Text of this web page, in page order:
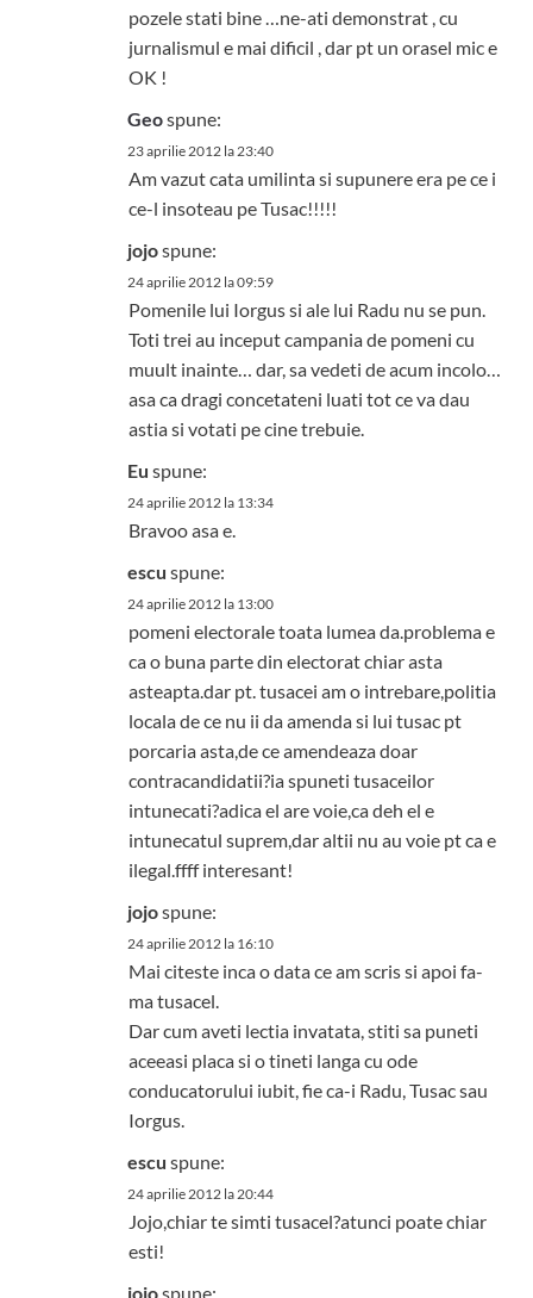
pozele stati bine …ne-ati demonstrat , cu
jurnalismul e mai dificil , dar pt un orasel mic e
OK !
Geospune:
23 aprilie 2012 la 23:40
Am vazut cata umilinta si supunere era pe ce i
ce-l insoteau pe Tusac!!!!!
jojospune:
24 aprilie 2012 la 09:59
Pomenile lui Iorgus si ale lui Radu nu se pun.
Toti trei au inceput campania de pomeni cu
muult inainte… dar, sa vedeti de acum incolo…
asa ca dragi concetateni luati tot ce va dau
astia si votati pe cine trebuie.
Eu spune:
24 aprilie 2012 la 13:34
Bravoo asa e.
escu spune:
24 aprilie 2012 la 13:00
pomeni electorale toata lumea da.problema e
ca o buna parte din electorat chiar asta
asteapta.dar pt. tusacei am o intrebare,politia
locala de ce nu ii da amenda si lui tusac pt
porcaria asta,de ce amendeaza doar
contracandidatii?ia spuneti tusaceilor
intunecati?adica el are voie,ca deh el e
intunecatul suprem,dar altii nu au voie pt ca e
ilegal.ffff interesant!
jojospune:
24 aprilie 2012 la 16:10
Mai citeste inca o data ce am scris si apoi fa-
ma tusacel.
Dar cum aveti lectia invatata, stiti sa puneti
aceeasi placa si o tineti langa cu ode
conducatorului iubit, fie ca-i Radu, Tusac sau
Iorgus.
escu spune:
24 aprilie 2012 la 20:44
Jojo,chiar te simti tusacel?atunci poate chiar
esti!
jojospune: